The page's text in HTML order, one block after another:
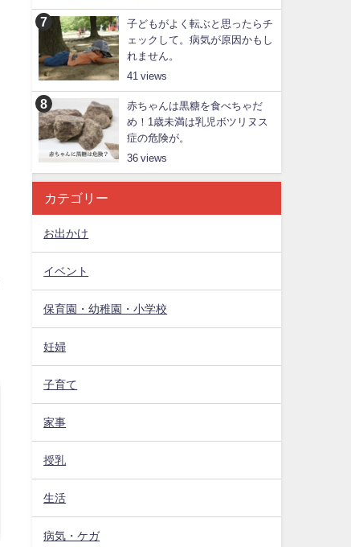
子どもがよく転ぶと思ったらチ
ェックして。病気が原因かもし
れません。
41
赤ちゃんは黒糖を食べちゃだ
め！1歳未満は乳児ボツリヌス
症の危険が。
36
カテゴリー
お出かけ
イベント
保育園・幼稚園・小学校
妊婦
子育て
家事
授乳
生活
病気・ケガ